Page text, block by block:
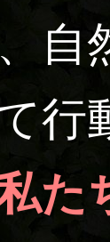
自
行
た